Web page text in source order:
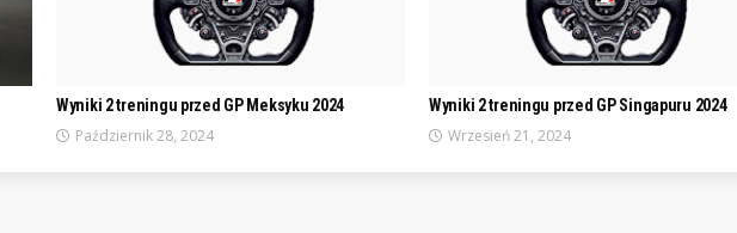
Wyniki 2 treningu przed GP Meksyku 2024
Październik 28, 2024
Wyniki 2 treningu przed GP Singapuru 2024
Wrzesień 21, 2024